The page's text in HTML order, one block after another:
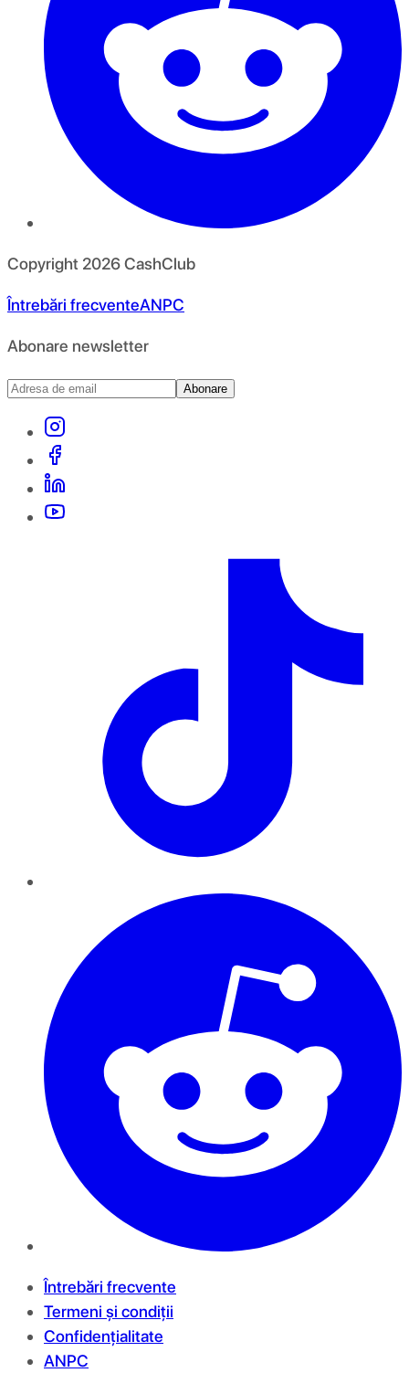
Copyright 2026CashClub
Întrebări frecventeANPC
Abonare newsletter
Abonare
Întrebări frecvente
Termeni și condiții
Confidențialitate
ANPC